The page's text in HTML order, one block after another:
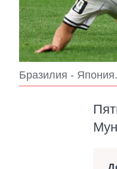
Бразилия -